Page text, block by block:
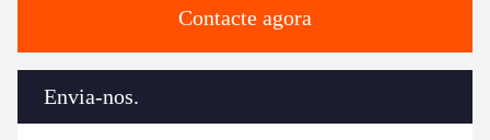
Contacte agora
Envia-nos.